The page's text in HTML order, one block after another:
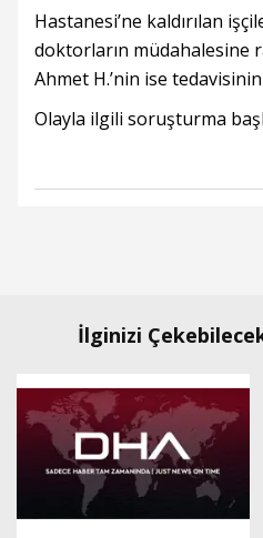
Hastanesi’ne kaldırılan
doktorların müdahalesine
Ahmet H.’nin ise
Olayla ilgili soruşturma
İlginizi